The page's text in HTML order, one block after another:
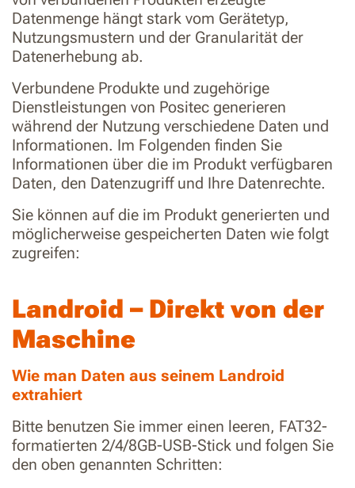
Datenmenge hängt stark vom Gerätetyp,
Nutzungsmustern und der Granularität der
Datenerhebung ab.
Verbundene Produkte und zugehörige
Dienstleistungen von Positec generieren
während der Nutzung verschiedene Daten und
Informationen. Im Folgenden finden Sie
Informationen über die im Produkt verfügbaren
Daten, den Datenzugriff und Ihre Datenrechte.
Sie können auf die im Produkt generierten und
möglicherweise gespeicherten Daten wie folgt
zugreifen:
Landroid – Direkt von der
Maschine
Wie man Daten aus seinem Landroid
extrahiert
Bitte benutzen Sie immer einen leeren, FAT32-
formatierten 2/4/8GB-USB-Stick und folgen Sie
den oben genannten Schritten: